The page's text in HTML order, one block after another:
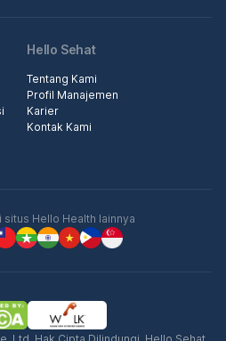
Hello Sehat
Tentang Kami
Profil Manajemen
Karier
Kontak Kami
situs Hello Health lainnya
Ltd. Hak Cipta Dilindungi. Hello Sehat